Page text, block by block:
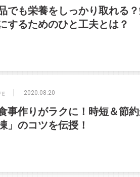
でも栄養をしっかり取れる
するためのひと工夫とは？
2020.08.20
事作りがラクに！時短＆節
」のコツを伝授！